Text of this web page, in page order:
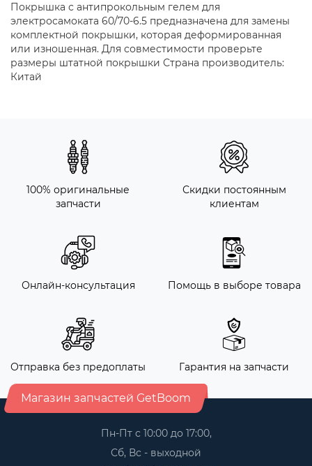
Покрышка с антипрокольным гелем для
электросамоката 60/70-6.5 предназначена для замены
комплектной покрышки, которая деформированная
или изношенная. Для совместимости проверьте
размеры штатной покрышки Страна производитель:
Китай
100% оригинальные
запчасти
Скидки постоянным
клиентам
Онлайн-консультация Помощь в выборе товара
Отправка без предоплаты Гарантия на запчасти
Магазин запчастей GetBoom
Пн-Пт с 10:00 до 17:00,
Сб, Вс - выходной